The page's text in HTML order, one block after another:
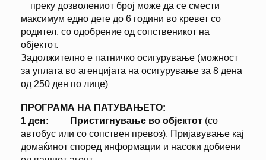
преку дозволениот број може да се смести
максимум едно дете до 6 години во кревет со
родител, со одобрение од сопственикот на
објектот.
Задолжително е патничко осигурување (можност
за уплата во агенцијата на осигурување за 8 дена
од 250 ден по лице)
ПРОГРАМА НА ПАТУВАЊЕТО:
1 ден:
Пристигнување во објектот (со
автобус или со сопствен превоз). Пријавување кај
домаќинот според информации и насоки добиени